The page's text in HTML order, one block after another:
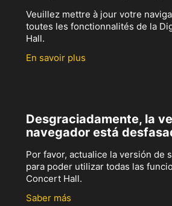
Veuillez mettre à jour votre
toutes les fonctionnalités de la
Hall.
En savoir plus
Desgraciadamente, la
navegador está
Por favor, actualice la versión de
para poder utilizar todas las
Concert Hall.
Saber más